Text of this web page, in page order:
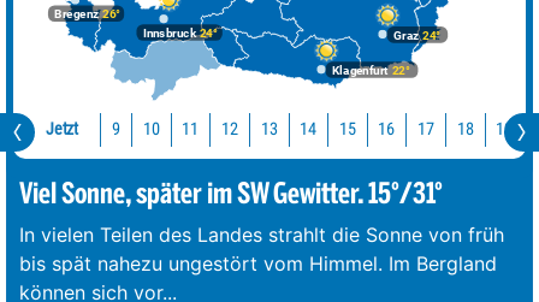
Bregenz26°
Graz24°
Innsbruck24°
Klagenfurt 22°
Jetzt 9 10 11 12 13 14 15 16 17 18 19
Viel Sonne, später im SW Gewitter. 15°/31°
In vielen Teilen des Landes strahlt die Sonne von früh
bis spät nahezu ungestört vom Himmel. Im Bergland
können sich vor...